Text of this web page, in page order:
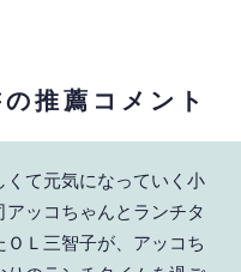
推薦コメント
くて元気になっていく小
ッコちゃんとランチタ
ＯＬ三智子が、アッコち